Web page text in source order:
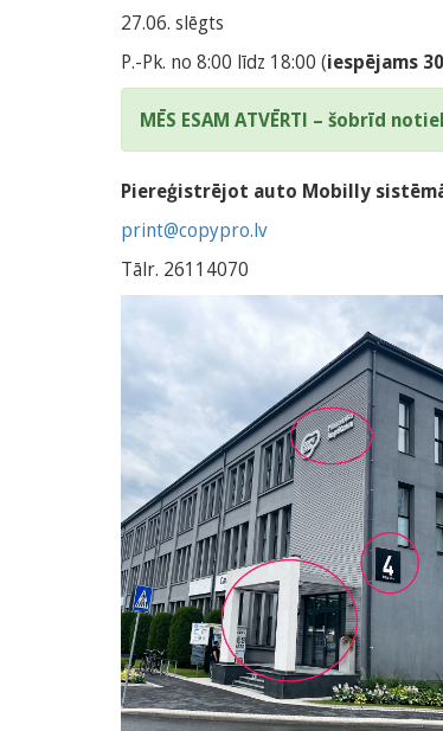
27.06. slēgts
P.-Pk. no 8:00 līdz 18:00 (iespējams
MĒS ESAM ATVĒRTI – šobrīd
Piereģistrējot auto Mobilly
print@copypro.lv
Tālr. 26114070